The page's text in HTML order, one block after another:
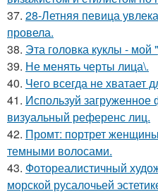
37. 28-Летняя певица
провела.
38. Эта головка куклы - мой
39. Не менять черты лица\.
40. Чего всегда не хватает
41. Используй загруженное
визуальный референс лиц.
42. Промт: портрет
темными волосами.
43. Фотореалистичный
морской русалочьей